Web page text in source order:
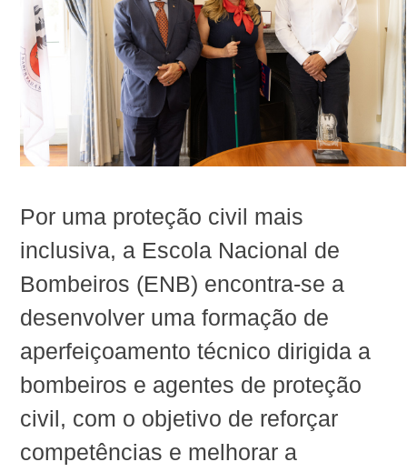
Por uma proteção civil mais
inclusiva, a Escola Nacional de
Bombeiros (ENB) encontra-se a
desenvolver uma formação de
aperfeiçoamento técnico dirigida a
bombeiros e agentes de proteção
civil, com o objetivo de reforçar
competências e melhorar a